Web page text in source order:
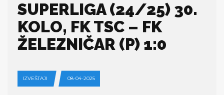
SUPERLIGA (24/25) 30.
KOLO, FK TSC – FK
ŽELEZNIČAR (P) 1:0
IZVEŠTAJI 08-04-2025